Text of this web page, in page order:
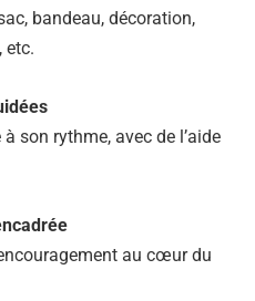
bandeau, décoration,
etc.
son rythme, avec de l’aide
au cœur du